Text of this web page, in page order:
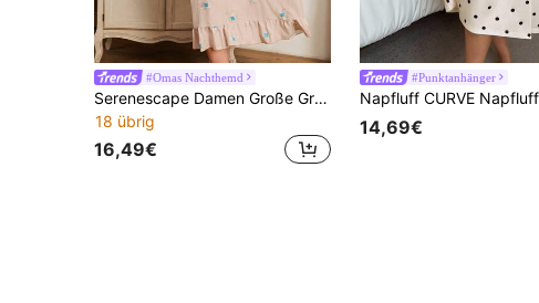
#Omas Nachthemd
Serenescape Damen Große Größen romantisches kariertes Muster Quadrat Ausschnitt Kurzarm Rüschen Saum Nachthemd, geeignet für Urlaub, Frühling/Sommer
18 übrig
16,49€
#Punktanhänger
14,69€